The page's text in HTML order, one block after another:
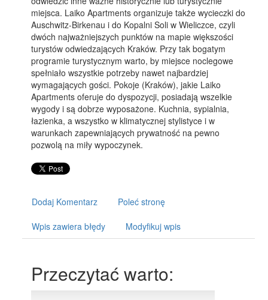
miejsca. Laiko Apartments organizuje także wycieczki do
Auschwitz-Birkenau i do Kopalni Soli w Wieliczce, czyli
dwóch najważniejszych punktów na mapie większości
turystów odwiedzających Kraków. Przy tak bogatym
programie turystycznym warto, by miejsce noclegowe
spełniało wszystkie potrzeby nawet najbardziej
wymagających gości. Pokoje (Kraków), jakie Laiko
Apartments oferuje do dyspozycji, posiadają wszelkie
wygody i są dobrze wyposażone. Kuchnia, sypialnia,
łazienka, a wszystko w klimatycznej stylistyce i w
warunkach zapewniających prywatność na pewno
pozwolą na miły wypoczynek.
Dodaj Komentarz Poleć stronę
Wpis zawiera błędy Modyfikuj wpis
Przeczytać warto: